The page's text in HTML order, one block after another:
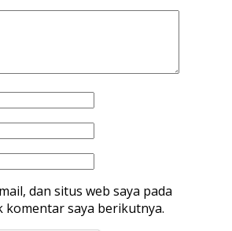
dan situs web saya pada
saya berikutnya.